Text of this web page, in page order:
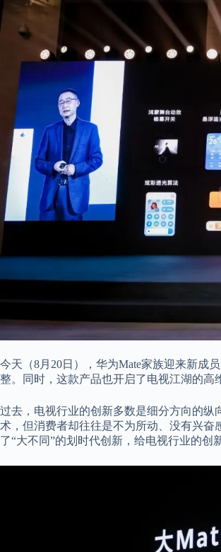
今天（8月20日），华为Mate家族迎来新成
整。同时，这款产品也开启了电视江湖的高
过去，电视行业的创新多数是细分方向的纵
术，但消费者却往往是不为所动、没有兴
了“大不同”的划时代创新，给电视行业的创